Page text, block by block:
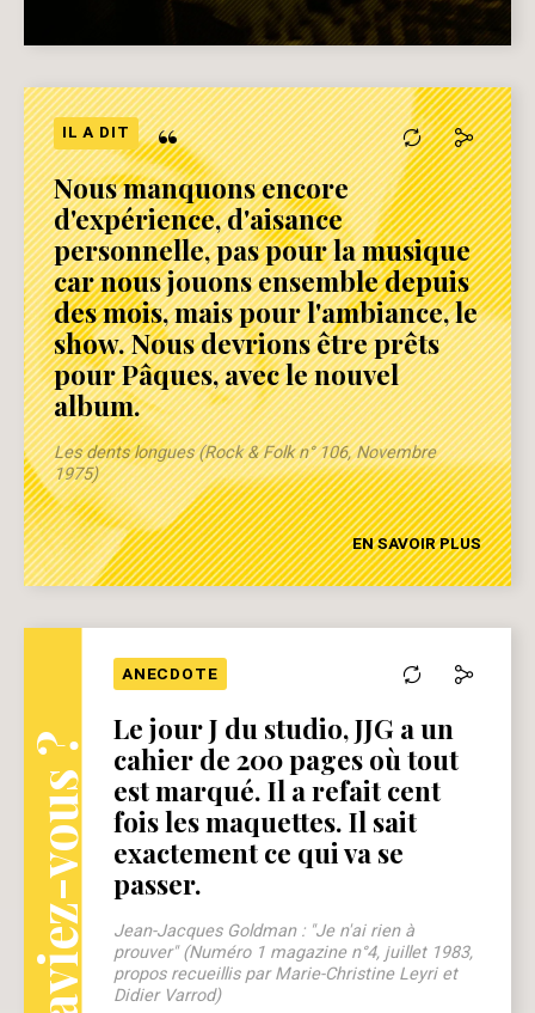
IL A DIT “
Nous manquons encore
d'expérience, d'aisance
personnelle, pas pour la musique
car nous jouons ensemble depuis
des mois, mais pour l'ambiance, le
show. Nous devrions être prêts
pour Pâques, avec le nouvel
album.
Les dents longues (Rock & Folk n° 106, Novembre
1975)
EN SAVOIR PLUS
Le saviez-vous ?
ANECDOTE
Le jour J du studio, JJG a un
cahier de 200 pages où tout
est marqué. Il a refait cent
fois les maquettes. Il sait
exactement ce qui va se
passer.
Jean-Jacques Goldman : "Je n'ai rien à
prouver" (Numéro 1 magazine n°4, juillet 1983,
propos recueillis par Marie-Christine Leyri et
Didier Varrod)